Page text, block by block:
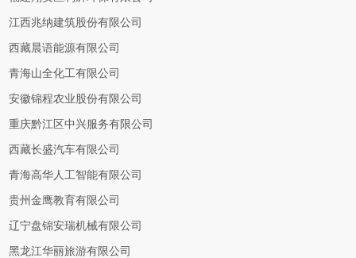
江西兆纳建筑股份有限公司
西藏晨语能源有限公司
青海山全化工有限公司
安徽锦程农业股份有限公司
重庆黔江区中兴服务有限公司
西藏长盛汽车有限公司
青海高华人工智能有限公司
贵州金鹰教育有限公司
辽宁盘锦安瑞机械有限公司
黑龙江华丽旅游有限公司